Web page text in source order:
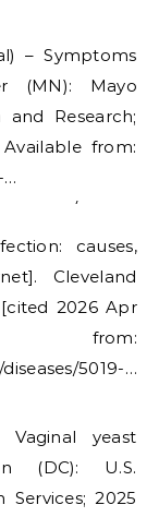
– Symptoms
(MN): Mayo
Research;
from:
syc-
causes,
Cleveland
2026 Apr
from:
5019-
Vaginal yeast
(DC): U.S.
2025